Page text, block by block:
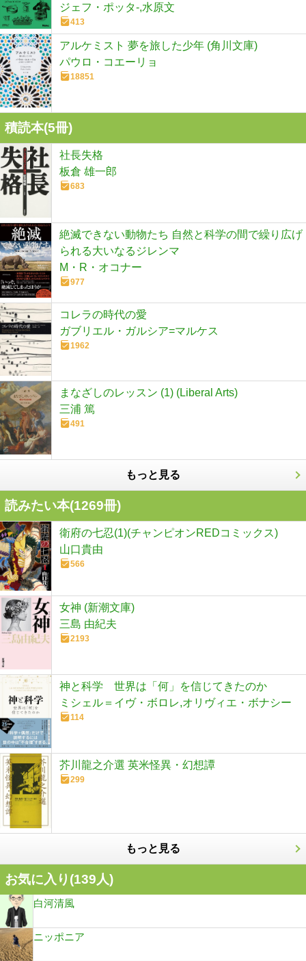
ジェフ・ポッタ-,水原文
413
アルケミスト 夢を旅した少年 (角川文庫)
パウロ・コエーリョ
18851
積読本(5冊)
社長失格
板倉 雄一郎
683
絶滅できない動物たち 自然と科学の間で繰り広げ
られる大いなるジレンマ
M・R・オコナー
977
コレラの時代の愛
ガブリエル・ガルシア=マルケス
1962
まなざしのレッスン (1) (Liberal Arts)
三浦 篤
491
もっと見る
読みたい本(1269冊)
衛府の七忍(1)(チャンピオンREDコミックス)
山口貴由
566
女神 (新潮文庫)
三島 由紀夫
2193
神と科学 世界は「何」を信じてきたのか
ミシェル＝イヴ・ボロレ,オリヴィエ・ボナシー
114
芥川龍之介選 英米怪異・幻想譚
299
もっと見る
お気に入り(139人)
白河清風
ニッポニア